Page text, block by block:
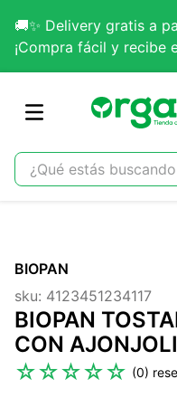
🚚✨ Delivery gratis a
¡Compra fácil y recibe
¿Qué estás buscando
2.
citrato magnesio
3.
colageno
4.
kefir
5 .
glicinato magnesio
BIOPAN
sku: 4123451234117
BIOPAN
CON AJONJOLI
☆☆☆☆☆ (0)